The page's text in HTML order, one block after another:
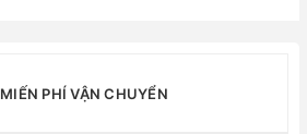
MIẾN PHÍ VẬN CHUYỂN